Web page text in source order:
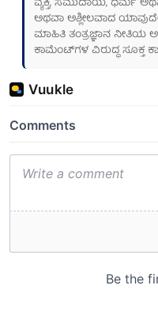
ಅಥವಾ ಅಶ್ಲೀಲವಾದ
ಮಾಹಿತಿ ತಂತ್ರಜ್ಞಾನ ನೀತಿಯ
ಕಾಮೆಂಟ್‌ಗಳ ವಿರುದ್ಧ ಸೂಕ್ತ